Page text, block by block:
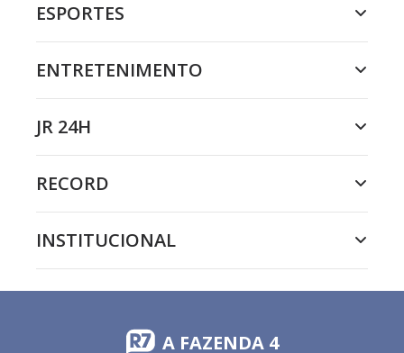
ESPORTES
ENTRETENIMENTO
JR 24H
RECORD
INSTITUCIONAL
A FAZENDA 4